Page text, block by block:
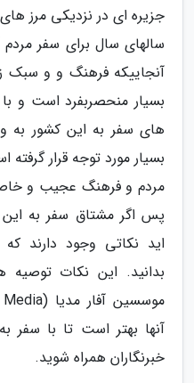
جزیره ای در نزدیکی مرز
سالهای سال برای سفر مردم
آنجاییکه فرهنگ و و سبک
بسیار منحصربفرد است و
های سفر به این کشور به
بسیار مورد توجه قرار
مردم و فرهنگ عجیب و
پس اگر مشتاق سفر به
اید نکاتی وجود دارند
آنها بهتر است تا با سفر
خبرنگاران همراه شوید.